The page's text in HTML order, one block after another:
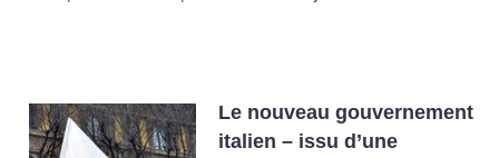
Le nouveau gouvernement
italien – issu d’une